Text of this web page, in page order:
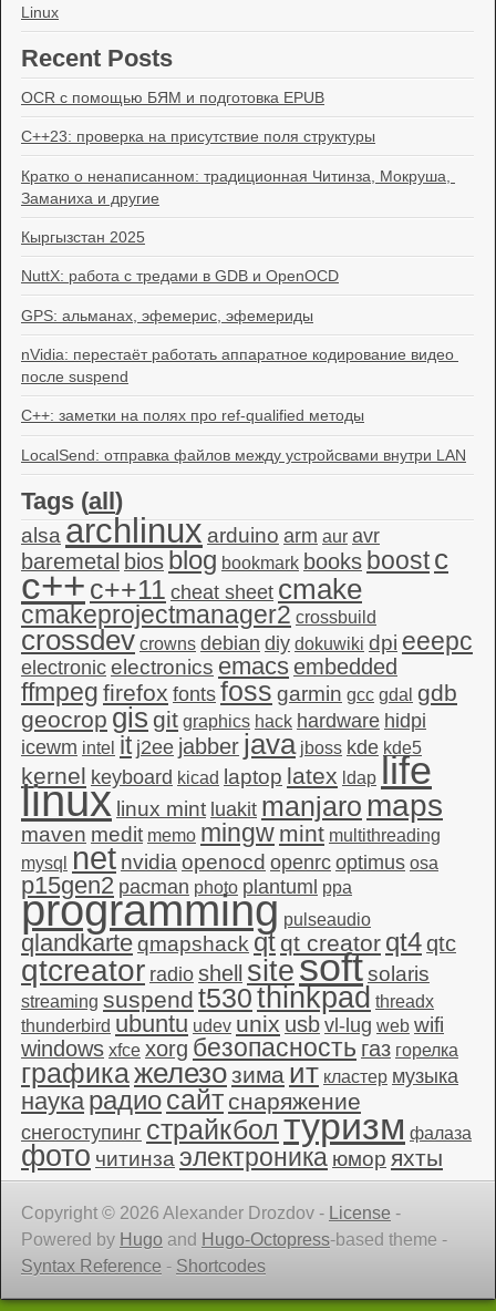
Linux
Recent Posts
OCR с помощью БЯМ и подготовка EPUB
C++23: проверка на присутствие поля структуры
Кратко о ненаписанном: традиционная Читинза, Мокруша,
Заманиха и другие
Кыргызстан 2025
NuttX: работа с тредами в GDB и OpenOCD
GPS: альманах, эфемерис, эфемериды
nVidia: перестаёт работать аппаратное кодирование видео
после suspend
C++: заметки на полях про ref-qualified методы
LocalSend: отправка файлов между устройсвами внутри LAN
Tags (all)
alsa archlinux arduino arm aur avr
baremetal bios blog bookmark books boost c
c++c++11 cheat sheet cmake
cmakeprojectmanager2 crossbuild
crossdev crowns debian diy dokuwiki dpi eeepc
electronic electronics emacsembedded
ffmpeg firefox fonts foss garmin gcc gdal gdb
geocrop gis git graphics hack hardware hidpi
icewm intel it j2ee jabber java jboss kde kde5
kernel keyboard kicad laptop latex ldap life
linux linux mint luakit manjaro maps
maven medit memo mingw mint multithreading
mysql
net nvidia openocd openrc optimus osa
p15gen2 pacman photo plantuml ppa
programming pulseaudio
qlandkarteqmapshack qt qt creator qt4qtc
qtcreator radio shell sitesoftsolaris
streaming suspend t530thinkpad threadx
thunderbird ubuntu udev unix usb vl-lug web wifi
windows xfce xorg безопасность газ горелка
графикажелезозима ит кластер музыка
наука радиосайт снаряжение
снегоступинг страйкбол туризм фалаза
фото читинза электроника юмор яхты
Copyright © 2026 Alexander Drozdov - License -
Powered by Hugo and Hugo-Octopress-based theme -
Syntax Reference - Shortcodes